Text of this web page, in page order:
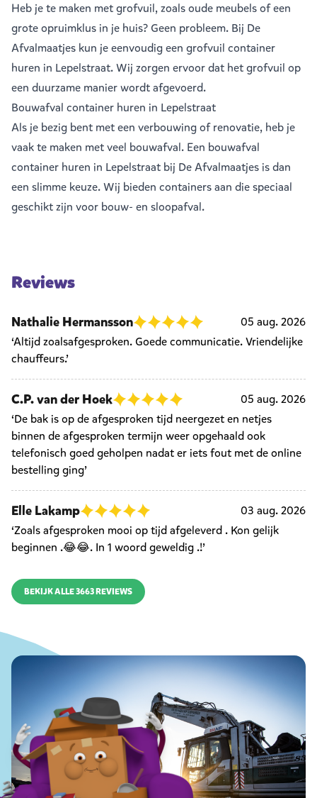
Heb je te maken met grofvuil, zoals oude meubels of een
grote opruimklus in je huis? Geen probleem. Bij De
Afvalmaatjes kun je eenvoudig een grofvuil container
huren in Lepelstraat. Wij zorgen ervoor dat het grofvuil op
een duurzame manier wordt afgevoerd.
Bouwafval container huren in Lepelstraat
Als je bezig bent met een verbouwing of renovatie, heb je
vaak te maken met veel bouwafval. Een bouwafval
container huren in Lepelstraat bij De Afvalmaatjes is dan
een slimme keuze. Wij bieden containers aan die speciaal
geschikt zijn voor bouw- en sloopafval.
Reviews
Nathalie Hermansson
05 aug. 2026
‘Altijd zoalsafgesproken. Goede communicatie. Vriendelijke
chauffeurs.’
C.P. van der Hoek
05 aug. 2026
‘De bak is op de afgesproken tijd neergezet en netjes
binnen de afgesproken termijn weer opgehaald ook
telefonisch goed geholpen nadat er iets fout met de online
bestelling ging’
Elle Lakamp
03 aug. 2026
‘Zoals afgesproken mooi op tijd afgeleverd . Kon gelijk
beginnen .😂😂. In 1 woord geweldig .!’
BEKIJK ALLE 3663 REVIEWS